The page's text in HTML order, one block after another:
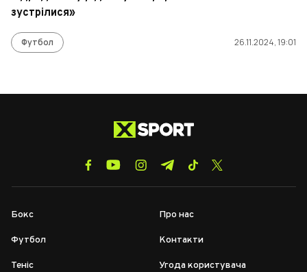
зустрілися»
Футбол 26.11.2024, 19:01
Бокс
Футбол
Теніс
Про нас
Контакти
Угода користувача